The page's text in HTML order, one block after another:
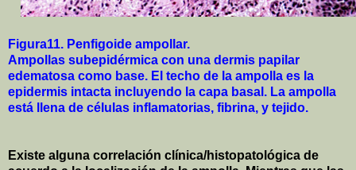
Figura11. Penfigoide ampollar.
Ampollas subepidérmica con una dermis papilar
edematosa como base. El techo de la ampolla es la
epidermis intacta incluyendo la capa basal. La ampolla
está llena de células inflamatorias, fibrina, y tejido.
Existe alguna correlación clínica/histopatológica de